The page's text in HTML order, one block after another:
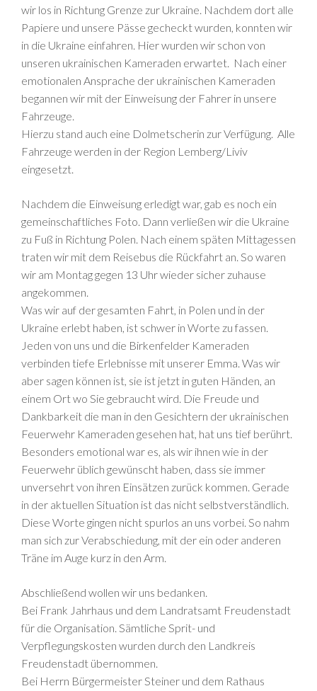
wir los in Richtung Grenze zur Ukraine. Nachdem dort alle
Papiere und unsere Pässe gecheckt wurden, konnten wir
in die Ukraine einfahren. Hier wurden wir schon von
unseren ukrainischen Kameraden erwartet. Nach einer
emotionalen Ansprache der ukrainischen Kameraden
begannen wir mit der Einweisung der Fahrer in unsere
Fahrzeuge.
Hierzu stand auch eine Dolmetscherin zur Verfügung. Alle
Fahrzeuge werden in der Region Lemberg/Liviv
eingesetzt.
Nachdem die Einweisung erledigt war, gab es noch ein
gemeinschaftliches Foto. Dann verließen wir die Ukraine
zu Fuß in Richtung Polen. Nach einem späten Mittagessen
traten wir mit dem Reisebus die Rückfahrt an. So waren
wir am Montag gegen 13 Uhr wieder sicher zuhause
angekommen.
Was wir auf der gesamten Fahrt, in Polen und in der
Ukraine erlebt haben, ist schwer in Worte zu fassen.
Jeden von uns und die Birkenfelder Kameraden
verbinden tiefe Erlebnisse mit unserer Emma. Was wir
aber sagen können ist, sie ist jetzt in guten Händen, an
einem Ort wo Sie gebraucht wird. Die Freude und
Dankbarkeit die man in den Gesichtern der ukrainischen
Feuerwehr Kameraden gesehen hat, hat uns tief berührt.
Besonders emotional war es, als wir ihnen wie in der
Feuerwehr üblich gewünscht haben, dass sie immer
unversehrt von ihren Einsätzen zurück kommen. Gerade
in der aktuellen Situation ist das nicht selbstverständlich.
Diese Worte gingen nicht spurlos an uns vorbei. So nahm
man sich zur Verabschiedung, mit der ein oder anderen
Träne im Auge kurz in den Arm.
Abschließend wollen wir uns bedanken.
Bei Frank Jahrhaus und dem Landratsamt Freudenstadt
für die Organisation. Sämtliche Sprit- und
Verpflegungskosten wurden durch den Landkreis
Freudenstadt übernommen.
Bei Herrn Bürgermeister Steiner und dem Rathaus